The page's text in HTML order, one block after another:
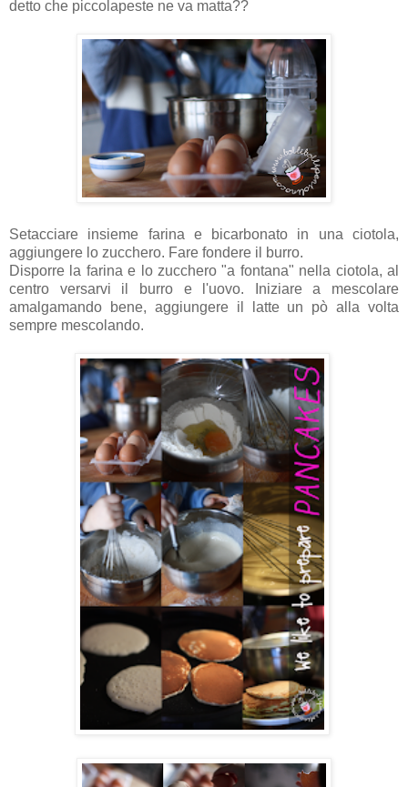
detto che piccolapeste ne va matta??
Setacciare insieme farina e bicarbonato in una ciotola,
aggiungere lo zucchero. Fare fondere il burro.
Disporre la farina e lo zucchero "a fontana" nella ciotola, al
centro versarvi il burro e l'uovo. Iniziare a mescolare
amalgamando bene, aggiungere il latte un pò alla volta
sempre mescolando.